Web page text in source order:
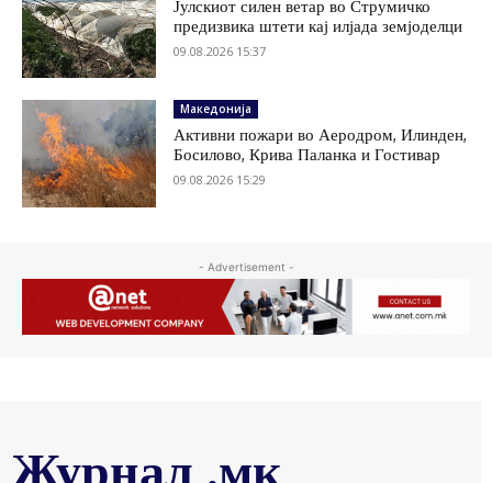
Јулскиот силен ветар во Струмичко
предизвика штети кај илјада земјоделци
09.08.2026 15:37
Македонија
Активни пожари во Аеродром, Илинден,
Босилово, Крива Паланка и Гостивар
09.08.2026 15:29
- Advertisement -
Журнал .мк